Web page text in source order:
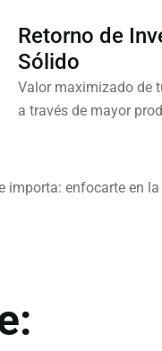
Retorno de
Sólido
Valor maximizado de
a través de mayor
importa: enfocarte en